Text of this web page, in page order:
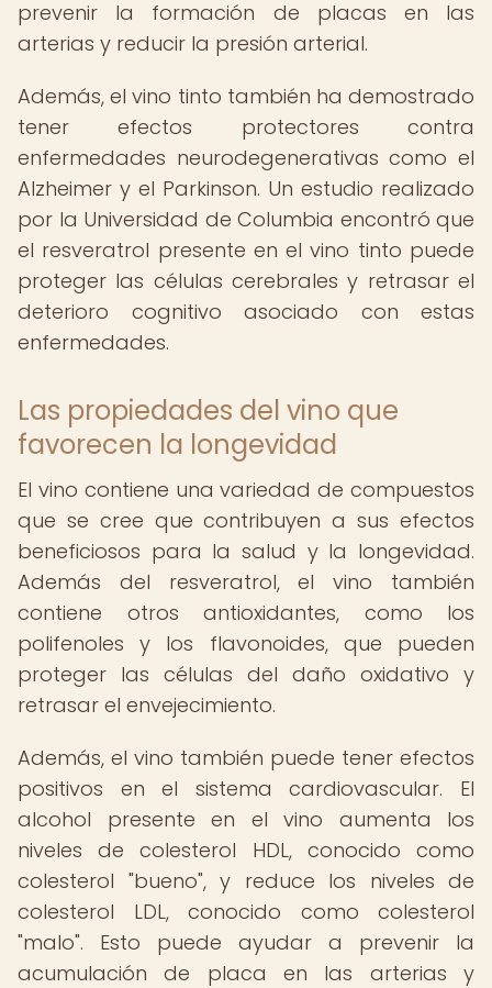
prevenir la formación de placas en las
arterias y reducir la presión arterial.
Además, el vino tinto también ha demostrado
tener efectos protectores contra
enfermedades neurodegenerativas como el
Alzheimer y el Parkinson. Un estudio realizado
por la Universidad de Columbia encontró que
el resveratrol presente en el vino tinto puede
proteger las células cerebrales y retrasar el
deterioro cognitivo asociado con estas
enfermedades.
Las propiedades del vino que
favorecen la longevidad
El vino contiene una variedad de compuestos
que se cree que contribuyen a sus efectos
beneficiosos para la salud y la longevidad.
Además del resveratrol, el vino también
contiene otros antioxidantes, como los
polifenoles y los flavonoides, que pueden
proteger las células del daño oxidativo y
retrasar el envejecimiento.
Además, el vino también puede tener efectos
positivos en el sistema cardiovascular. El
alcohol presente en el vino aumenta los
niveles de colesterol HDL, conocido como
colesterol "bueno", y reduce los niveles de
colesterol LDL, conocido como colesterol
"malo". Esto puede ayudar a prevenir la
acumulación de placa en las arterias y